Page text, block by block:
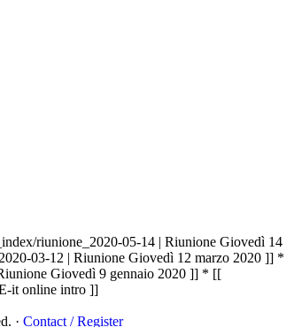
riunione_2020-05-14 | Riunione Giovedì 14
03-12 | Riunione Giovedì 12 marzo 2020 ]] *
Giovedì 9 gennaio 2020 ]] * [[
it online intro ]]
· Contact / Register